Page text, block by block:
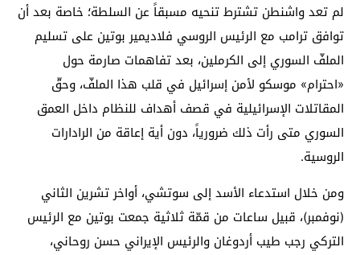
لم تعد واشنطن تشترط تنحيه مسبقاً عن السلطة؛ خاصة بعد أن
توافق ترامب مع الرئيس الروسي فلاديمير بوتين على تسليم
الملفّ السوري إلى الكرملين، بعد تفاهمات صارمة حول
«احترام» موسكو لأمن إسرائيل في قلب هذا الملفّ، وحقّ
المقاتلات الإسرائيلية في قصف أهداف للنظام داخل العمق
السوري متى رأت ذلك ضرورياً، دون أية إعاقة من الرادارات
الروسية.
ومن خلال استدعاء الأسد إلى سوتشي، أواخر تشرين الثاني
(نوفمبر)، قبيل ساعات من قمّة ثلاثية جمعت بوتين مع الرئيس
التركي رجب طيب أردوغان والرئيس الإيراني حسن روحاني،